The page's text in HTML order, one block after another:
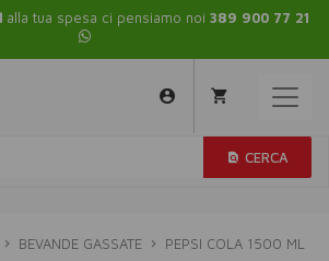
alla tua spesa ci pensiamo noi 389 900 77 21
CERCA
BEVANDE GASSATE
PEPSI COLA 1500 ML